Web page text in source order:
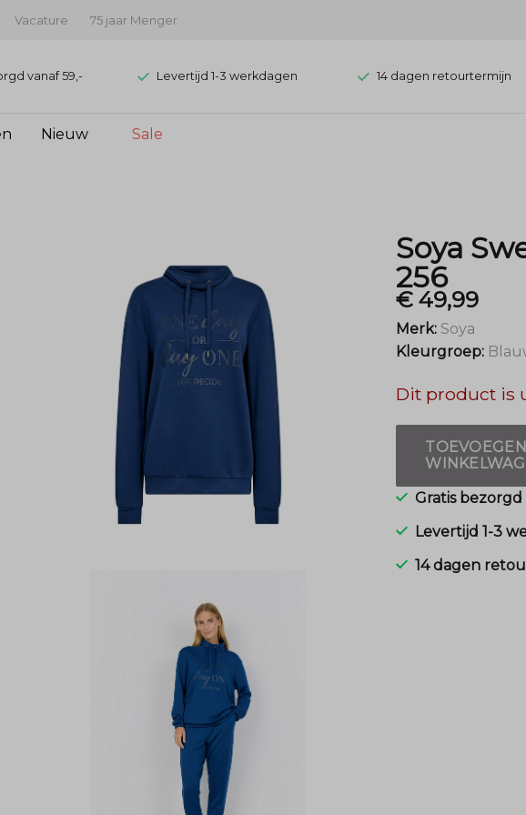
Vacature 75 jaar Menger
vanaf 59,- Levertijd 1-3 werkdagen 14 dagen retourtermijn
Nieuw Sale
Soya
256
€ 49,99
Merk: Soya
Kleurgroep:
Dit product is
Gratis bezorgd
Levertijd 1-3
14 dagen